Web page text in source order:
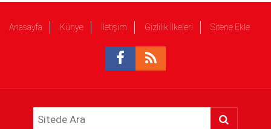
Anasayfa Künye İletişim Gizlilik İlkeleri Sitene Ekle